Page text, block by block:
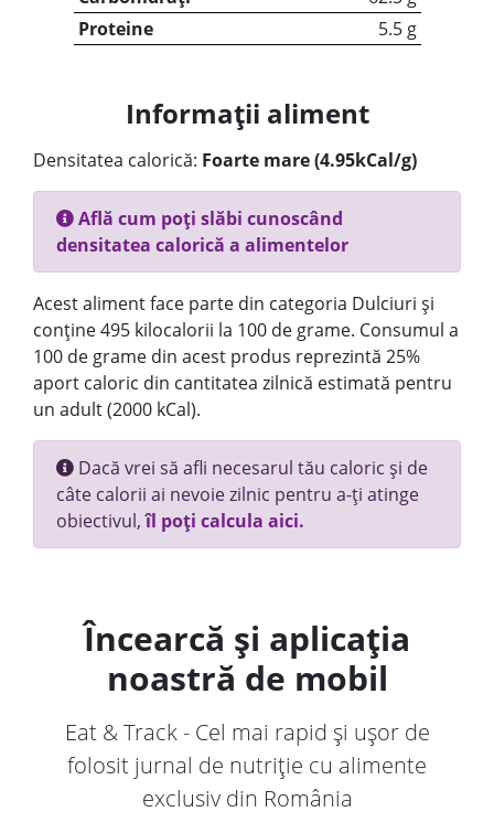
Proteine
5.5 g
Informații aliment
Densitatea calorică: Foarte mare (4.95kCal/g)
Află cum poți slăbi cunoscând
densitatea calorică a alimentelor
Acest aliment face parte din categoria Dulciuri și
conține 495 kilocalorii la 100 de grame. Consumul a
100 de grame din acest produs reprezintă 25%
aport caloric din cantitatea zilnică estimată pentru
un adult (2000 kCal).
Dacă vrei să afli necesarul tău caloric și de
câte calorii ai nevoie zilnic pentru a-ți atinge
obiectivul,îl poți calcula aici.
Încearcă și aplicația
noastră de mobil
Eat & Track - Cel mai rapid și ușor de
folosit jurnal de nutriție cu alimente
exclusiv din România